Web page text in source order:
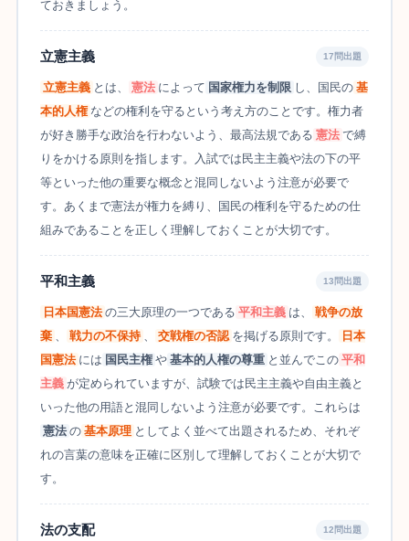
ておきましょう。
立憲主義 17問出題
立憲主義 とは、 憲法 によって 国家権力を制限 し、国民の 基
本的人権 などの権利を守るという考え方のことです。権力者
が好き勝手な政治を行わないよう、最高法規である 憲法 で縛
りをかける原則を指します。入試では民主主義や法の下の平
等といった他の重要な概念と混同しないよう注意が必要で
す。あくまで憲法が権力を縛り、国民の権利を守るための仕
組みであることを正しく理解しておくことが大切です。
平和主義 13問出題
日本国憲法 の三大原理の一つである 平和主義 は、
戦争の放
棄 、 戦力の不保持 、 交戦権の否認 を掲げる原則です。
日本
国憲法 には 国民主権 や 基本的人権の尊重 と並んでこの 平和
主義 が定められていますが、試験では民主主義や自由主義と
いった他の用語と混同しないよう注意が必要です。これらは
憲法 の 基本原理 としてよく並べて出題されるため、それぞ
れの言葉の意味を正確に区別して理解しておくことが大切で
す。
法の支配 12問出題